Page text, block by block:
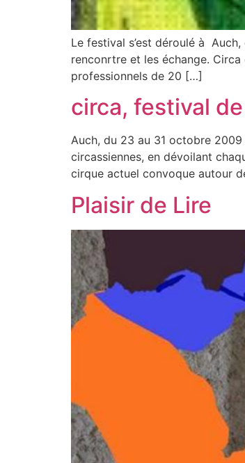
Le festival s’est déroulé à
renconrtre et les échange.
professionnels de 20 […]
circa, festival
Auch, du 23 au 31 octobre
circassiennes, en dévoilant
cirque actuel convoque autour
Plaisir de Lire